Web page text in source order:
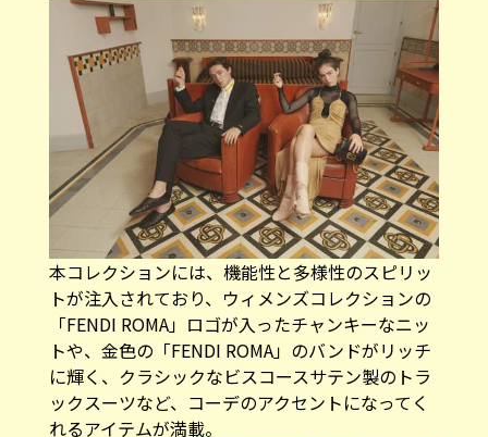
本コレクションには、機能性と多様性のスピリッ
トが注入されており、ウィメンズコレクションの
「FENDI ROMA」ロゴが入ったチャンキーなニッ
トや、金色の「FENDI ROMA」のバンドがリッチ
に輝く、クラシックなビスコースサテン製のトラ
ックスーツなど、コーデのアクセントになってく
れるアイテムが満載。